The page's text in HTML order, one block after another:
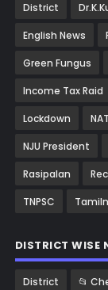
District
English News
Green Fungus
Income Tax Raid
Lockdown
NJU President
Rasipalan
TNPSC
DISTRICT WISE
District 📂